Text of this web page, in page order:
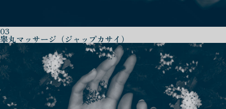
03
睾丸マッサージ（ジャップカサイ）